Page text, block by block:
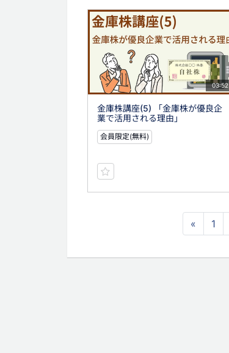
03:52
金庫株講座(5) 「金庫株が優良企
業で活用される理由」
会員限定(無料)
« 1